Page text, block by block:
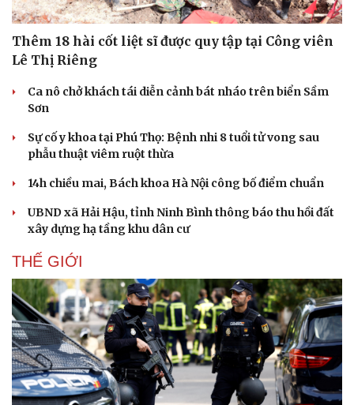
Cải chính
Thêm 18 hài cốt liệt sĩ được quy tập tại Công viên
Lê Thị Riêng
Ca nô chở khách tái diễn cảnh bát nháo trên biển Sầm
Sơn
Sự cố y khoa tại Phú Thọ: Bệnh nhi 8 tuổi tử vong sau
phẫu thuật viêm ruột thừa
14h chiều mai, Bách khoa Hà Nội công bố điểm chuẩn
UBND xã Hải Hậu, tỉnh Ninh Bình thông báo thu hồi đất
xây dựng hạ tầng khu dân cư
THẾ GIỚI